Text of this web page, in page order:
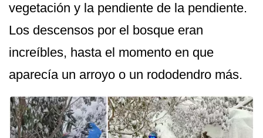
vegetación y la pendiente de la pendiente.
Los descensos por el bosque eran
increíbles, hasta el momento en que
aparecía un arroyo o un rododendro más.